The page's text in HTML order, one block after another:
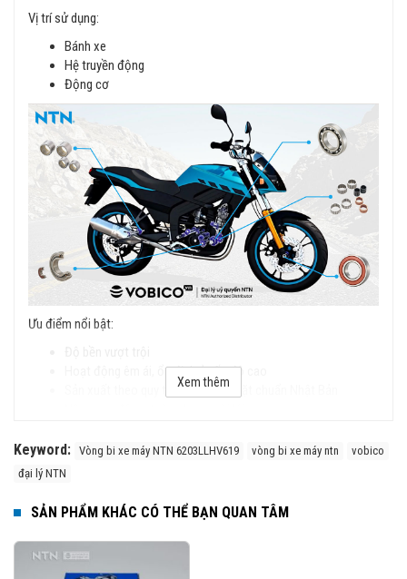
Vị trí sử dụng:
Bánh xe
Hệ truyền động
Động cơ
Ưu điểm nổi bật:
Hoạt động êm ái, ổn định ở tốc độ cao
Sản xuất theo quy trình nghiêm ngặt chuẩn Nhật Bản
Xem thêm
Keyword: Vòng bi xe máy NTN 6203LLHV619 vòng bi xe máy ntn
vobico
đại lý NTN
SẢN PHẨM KHÁC CÓ THỂ BẠN QUAN TÂM